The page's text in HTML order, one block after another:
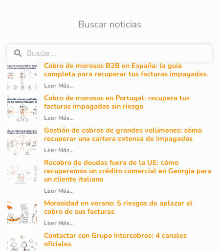
Buscar noticias
Cobro de morosos B2B en España: la guía
completa para recuperar tus facturas impagadas.
Leer Más...
Cobro de morosos en Portugal: recupera tus
facturas impagadas sin riesgo
Leer Más...
Gestión de cobros de grandes volúmenes: cómo
recuperar una cartera extensa de impagados
Leer Más...
Recobro de deudas fuera de la UE: cómo
recuperamos un crédito comercial en Georgia para
un cliente italiano
Leer Más...
Morosidad en verano: 5 riesgos de aplazar el
cobro de sus facturas
Leer Más...
Contactar con Grupo Intercobros: 4 canales
oficiales